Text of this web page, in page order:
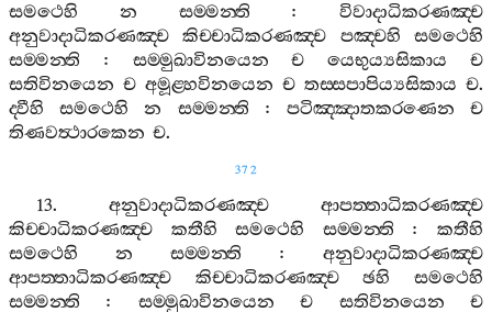
සමථෙහි
න සම‍්මන‍්ති : විවාදාධිකරණඤ‍්ච
අනුවාදාධිකරණඤ‍්ච
කිච‍්චාධිකරණඤ‍්ච පඤ‍්චහි
සමථෙහි
සම‍්මන‍්ති : සම‍්මුඛාවිනයෙන ච යෙභුය්‍යසිකාය
ච
සතිවිනයෙන ච අමූළ‍්හවිනයෙන ච තස‍්සපාපිය්‍යසිකාය ච.
ද‍්වීහි
සමථෙහි න සම‍්මන‍්ති : පටිඤ‍්ඤාතකරණෙන
ච
තිණවත්‍ථාරකෙන ච.
372
13. අනුවාදාධිකරණඤ‍්ච
ආපත‍්තාධිකරණඤ‍්ච
කිච‍්චාධිකරණඤ‍්ච
කතීහි සමථෙහි සම‍්මන‍්ති :කතීහි
සමථෙහි
න සම‍්මන‍්ති : අනුවාදාධිකරණඤ‍්ච
ආපත‍්තාධිකරණඤ‍්ච
කිච‍්චාධිකරණඤ‍්ච ඡහි
සමථෙහි
සම‍්මන‍්ති : සම‍්මුඛාවිනයෙන ච සතිවිනයෙන
ච